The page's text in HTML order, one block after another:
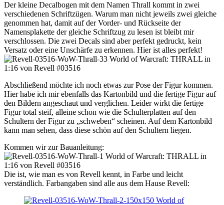
Der kleine Decalbogen mit dem Namen Thrall kommt in zwei
verschiedenen Schriftzügen. Warum man nicht jeweils zwei gleiche
genommen hat, damit auf der Vorder- und Rückseite der
Namensplakette der gleiche Schriftzug zu lesen ist bleibt mir
verschlossen. Die zwei Decals sind aber perfekt gedruckt, kein
Versatz oder eine Unschärfe zu erkennen. Hier ist alles perfekt!
Abschließend möchte ich noch etwas zur Pose der Figur kommen.
Hier habe ich mir ebenfalls das Kartonbild und die fertige Figur auf
den Bildern angeschaut und verglichen. Leider wirkt die fertige
Figur total steif, alleine schon wie die Schulterplatten auf den
Schultern der Figur zu „schweben“ scheinen. Auf dem Kartonbild
kann man sehen, dass diese schön auf den Schultern liegen.
Kommen wir zur Bauanleitung:
Die ist, wie man es von Revell kennt, in Farbe und leicht
verständlich. Farbangaben sind alle aus dem Hause Revell: